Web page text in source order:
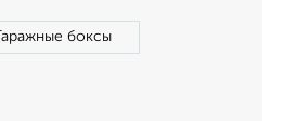
Гаражные боксы